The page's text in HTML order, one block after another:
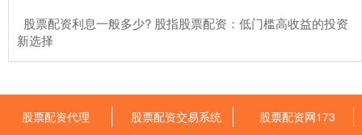
​股票配资利息一般多少? 股指股票配资：低门槛高收益的投资
新选择
股票配资代理 股票配资交易系统 股票配资网173